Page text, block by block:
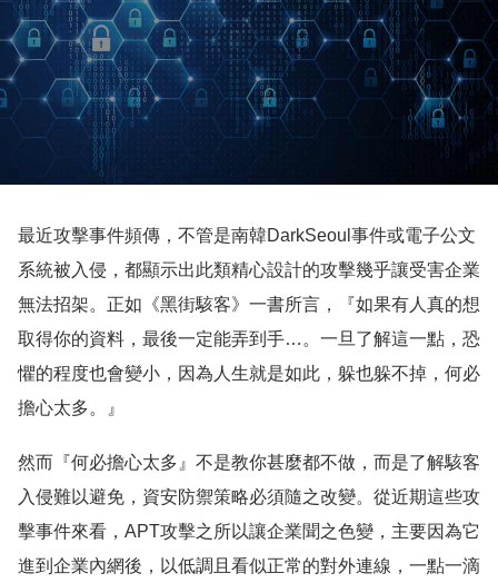
最近攻擊事件頻傳，不管是南韓DarkSeoul事件或電子公文
系統被入侵，都顯示出此類精心設計的攻擊幾乎讓受害企業
無法招架。正如《黑街駭客》一書所言，『如果有人真的想
取得你的資料，最後一定能弄到手…。一旦了解這一點，恐
懼的程度也會變小，因為人生就是如此，躲也躲不掉，何必
擔心太多。』
然而『何必擔心太多』不是教你甚麼都不做，而是了解駭客
入侵難以避免，資安防禦策略必須隨之改變。從近期這些攻
擊事件來看，APT攻擊之所以讓企業聞之色變，主要因為它
進到企業內網後，以低調且看似正常的對外連線，一點一滴